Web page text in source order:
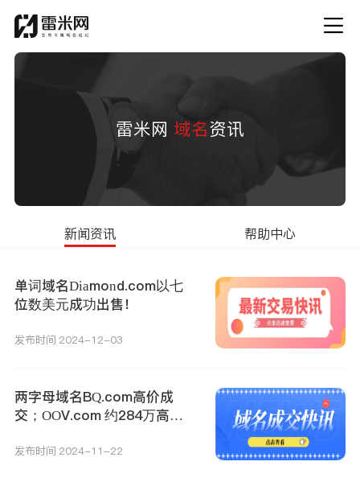
雷米网 域名资讯
帮助中心
新闻资讯
单词域名Diamond.com以七
位数美元成功出售！
发布时间 2024-12-03
两字母域名BQ.com高价成
交；OOV.com 约284万高价
发布时间 2024-11-22